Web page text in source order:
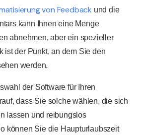
von Feedback und die
kann Ihnen eine Menge
abnehmen, aber ein spezieller
ist der Punkt, an dem Sie den
werden.
der Software für Ihren
dass Sie solche wählen, die sich
lassen und reibungslos
können Sie die Haupturlaubszeit